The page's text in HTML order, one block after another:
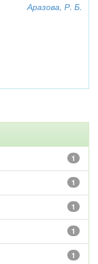
Аразова, Р. Б.
1
1
1
1
1